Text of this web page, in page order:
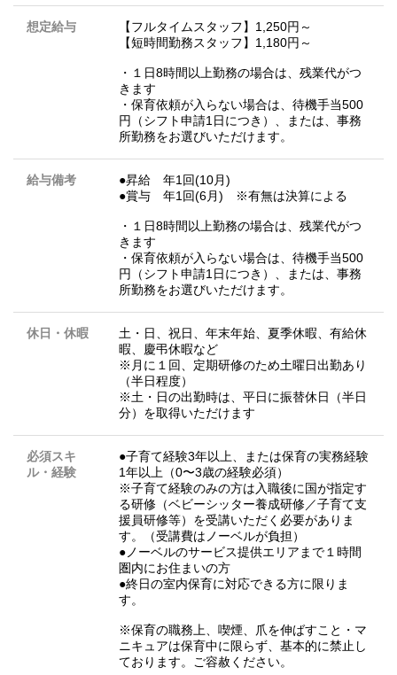
想定給与
【フルタイムスタッフ】1,250円～
【短時間勤務スタッフ】1,180円～
・１日8時間以上勤務の場合は、残業代がつ
きます
・保育依頼が入らない場合は、待機手当500
円（シフト申請1日につき）、または、事務
所勤務をお選びいただけます。
給与備考
●昇給 年1回(10月)
●賞与 年1回(6月) ※有無は決算による
・１日8時間以上勤務の場合は、残業代がつ
きます
・保育依頼が入らない場合は、待機手当500
円（シフト申請1日につき）、または、事務
所勤務をお選びいただけます。
休日・休暇
土・日、祝日、年末年始、夏季休暇、有給休
暇、慶弔休暇など
※月に１回、定期研修のため土曜日出勤あり
（半日程度）
※土・日の出勤時は、平日に振替休日（半日
分）を取得いただけます
必須スキ
ル・経験
●子育て経験3年以上、または保育の実務経験
1年以上（0〜3歳の経験必須）
※子育て経験のみの方は入職後に国が指定す
る研修（ベビーシッター養成研修／子育て支
援員研修等）を受講いただく必要がありま
す。（受講費はノーベルが負担）
●ノーベルのサービス提供エリアまで１時間
圏内にお住まいの方
●終日の室内保育に対応できる方に限りま
す。
※保育の職務上、喫煙、爪を伸ばすこと・マ
ニキュアは保育中に限らず、基本的に禁止し
ております。ご容赦ください。